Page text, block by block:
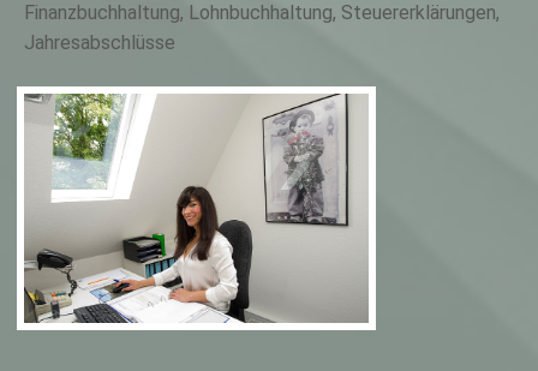
Finanzbuchhaltung, Lohnbuchhaltung, Steuererklärungen,
Jahresabschlüsse